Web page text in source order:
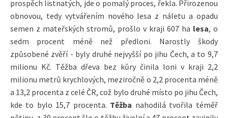
prospěch listnatých, jde o pomalý proces, řekla. Přirozenou
obnovou, tedy vytvářením nového lesa z náletu a opadu
semen z mateřských stromů, prošlo v kraji 607 ha lesa, o
sedm procent méně než předloni. Narostly škody
způsobené zvěří - byly druhé nejvyšší po jihu Čech, a to 9,7
milionu Kč. Těžba dřeva bez kůry činila loni v kraji 2,2
milionu metrů krychlových, meziročně o 2,2 procenta méně
a 13,2 procenta z celé ČR, což bylo druhé místo po jihu Čech,
kde to bylo 15,7 procenta. Těžba nahodilá tvořila téměř